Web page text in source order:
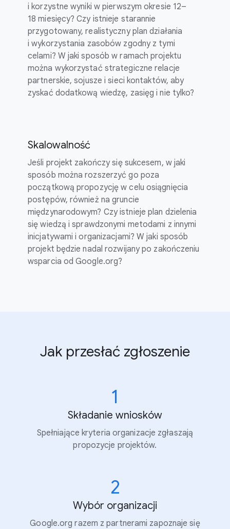
i korzystne wyniki w pierwszym okresie 12–
18 miesięcy? Czy istnieje starannie
przygotowany, realistyczny plan działania
i wykorzystania zasobów zgodny z tymi
celami? W jaki sposób w ramach projektu
można wykorzystać strategiczne relacje
partnerskie, sojusze i sieci kontaktów, aby
zyskać dodatkową wiedzę, zasięg i nie tylko?
Skalowalność
Jeśli projekt zakończy się sukcesem, w jaki
sposób można rozszerzyć go poza
początkową propozycję w celu osiągnięcia
postępów, również na gruncie
międzynarodowym? Czy istnieje plan dzielenia
się wiedzą i sprawdzonymi metodami z innymi
inicjatywami i organizacjami? W jaki sposób
projekt będzie nadal rozwijany po zakończeniu
wsparcia od Google.org?
Jak przesłać zgłoszenie
1
Składanie wniosków
Spełniające kryteria organizacje zgłaszają
propozycje projektów.
2
Wybór organizacji
Google.org razem z partnerami zapoznaje się